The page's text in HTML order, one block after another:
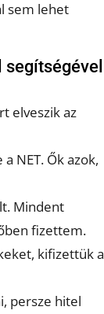
sem lehet
elveszik az
NET. Ők azok,
Mindent
fizettem.
kifizettük a
persze hitel